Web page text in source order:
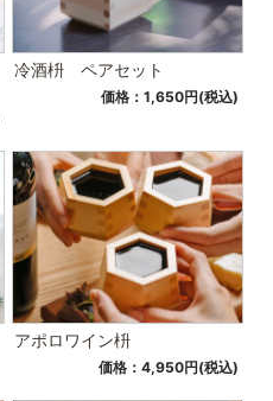
冷酒枡 ペアセット
価格：1,650円(税込)
アポロワイン枡
価格：4,950円(税込)